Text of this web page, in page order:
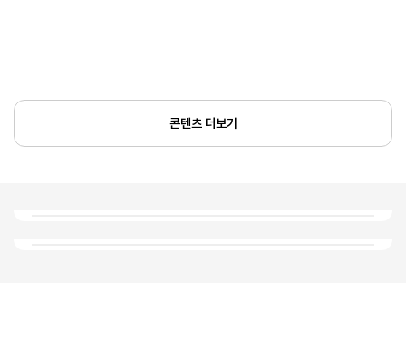
콘텐츠 더보기